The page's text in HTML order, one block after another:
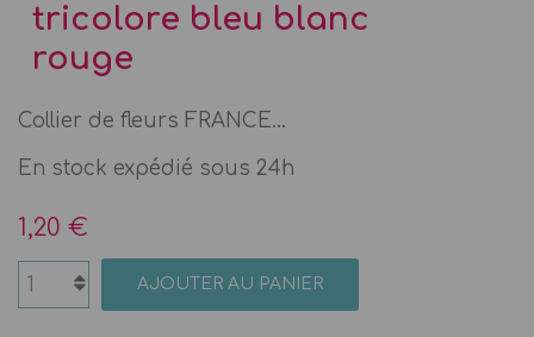
tricolore bleu blanc
rouge
Collier de fleurs FRANCE...
En stock expédié sous 24h
1,20 €
AJOUTER AU PANIER